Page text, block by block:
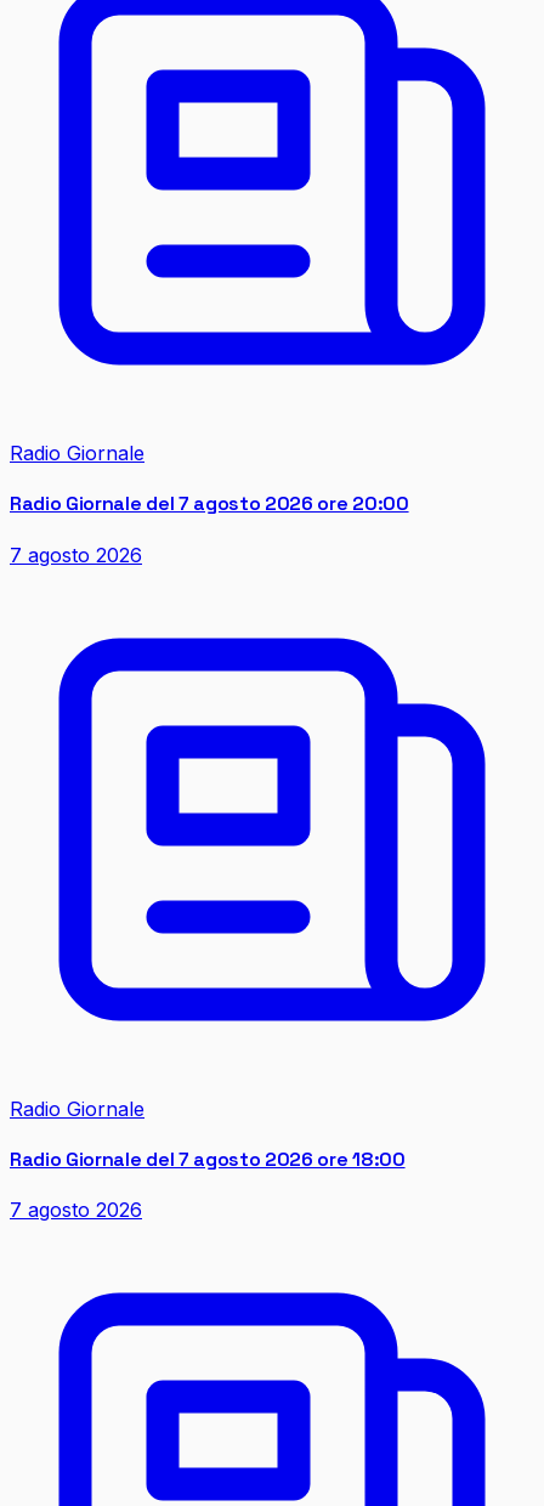
Radio Giornale
Radio Giornale del 7 agosto 2026 ore 20:00
7 agosto 2026
Radio Giornale
Radio Giornale del 7 agosto 2026 ore 18:00
7 agosto 2026